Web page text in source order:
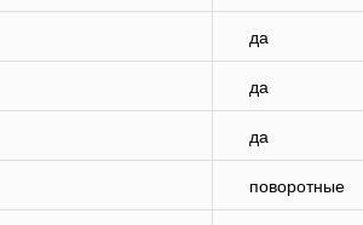
да
да
да
поворотные